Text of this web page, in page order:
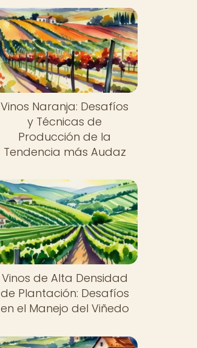
Vinos Naranja: Desafíos
y Técnicas de
Producción de la
Tendencia más Audaz
Vinos de Alta Densidad
de Plantación: Desafíos
en el Manejo del Viñedo